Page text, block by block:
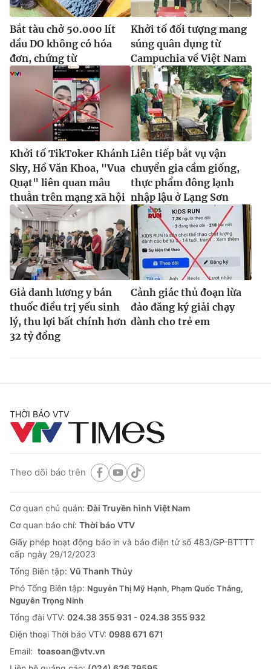
Bắt tàu chở 50.000 lít
dầu DO không có hóa
đơn, chứng từ
Khởi tố đối tượng mang
súng quân dụng từ
Campuchia về Việt Nam
Khởi tố TikToker Khánh
Sky, Hồ Văn Khoa, "Vua
Quạt" liên quan mâu
thuẫn trên mạng xã hội
Liên tiếp bắt vụ vận
chuyển gia cầm giống,
thực phẩm đông lạnh
nhập lậu ở Lạng Sơn
Giả danh lương y bán
thuốc điều trị yếu sinh
lý, thu lợi bất chính hơn
32 tỷ đồng
Cảnh giác thủ đoạn lừa
đảo đăng ký giải chạy
dành cho trẻ em
THỜI BÁO VTV
Theo dõi báo trên
Cơ quan chủ quản:Đài Truyền hình Việt Nam
Cơ quan báo chí: Thời báo VTV
Giấy phép hoạt động báo in và báo điện tử số 483/GP-BTTTT
cấp ngày 29/12/2023
Tổng Biên tập: Vũ Thanh Thủy
Phó Tổng Biên tập: Nguyễn Thị Mỹ Hạnh, Phạm Quốc Thắng,
Nguyễn Trọng Ninh
Tổng đài VTV: 024.38 355 931 - 024.38 355 932
Ðiện thoại Thời báo VTV: 0988 671 671
Email: toasoan@vtv.vn